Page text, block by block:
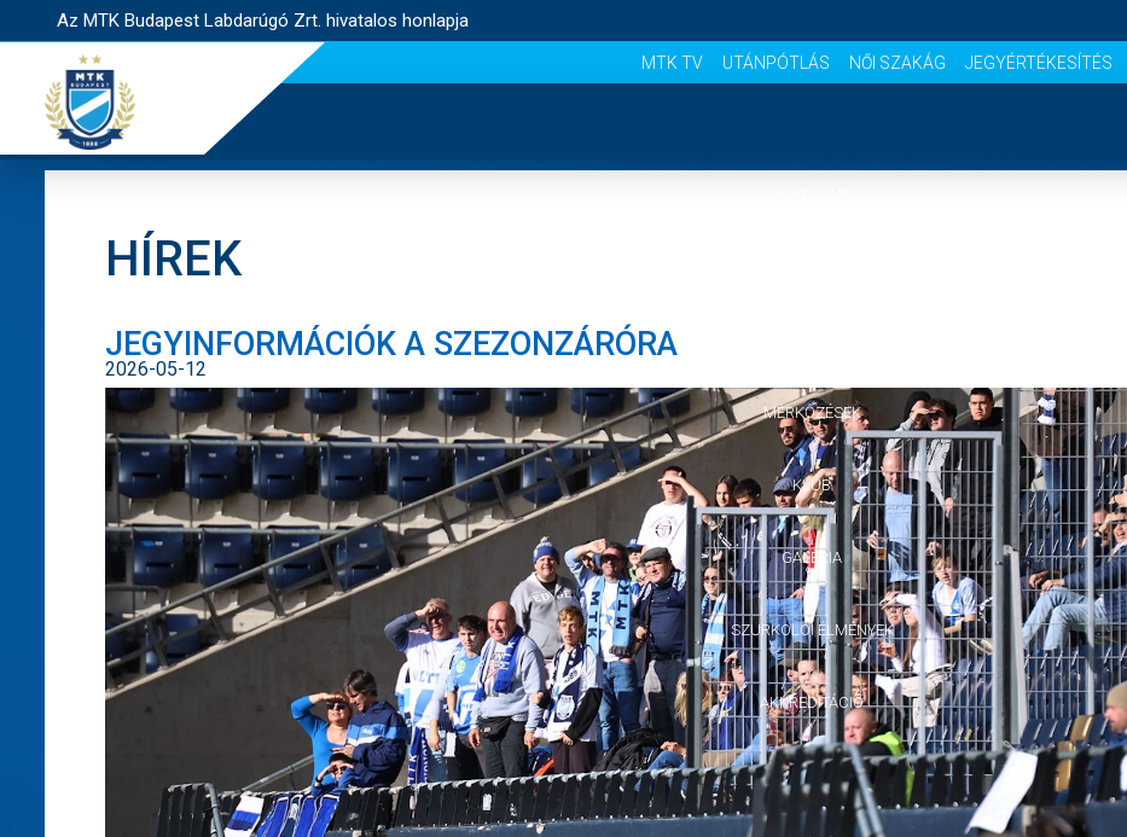
Az MTK Budapest Labdarúgó Zrt. hivatalos honlapja
MTK TV UTÁNPÓTLÁS NŐI SZAKÁG JEGYÉRTÉKESÍTÉS
MÉRKŐZÉSEK
KLUB
GALÉRIA
SZURKOLÓI ÉLMÉNYEK
AKKREDITÁCIÓ
HÍREK
JEGYINFORMÁCIÓK A SZEZONZÁRÓRA
2026-05-12